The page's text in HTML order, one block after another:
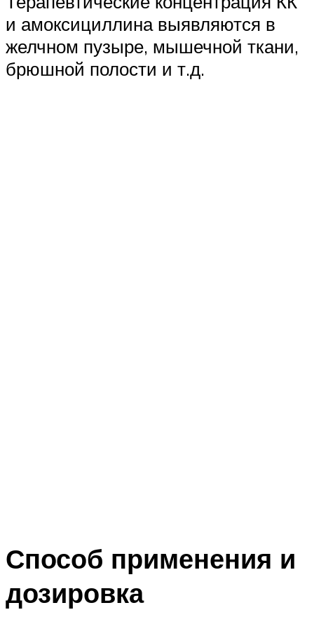
и амоксициллина выявляются в
желчном пузыре, мышечной ткани,
брюшной полости и т.д.
Способ применения и
дозировка